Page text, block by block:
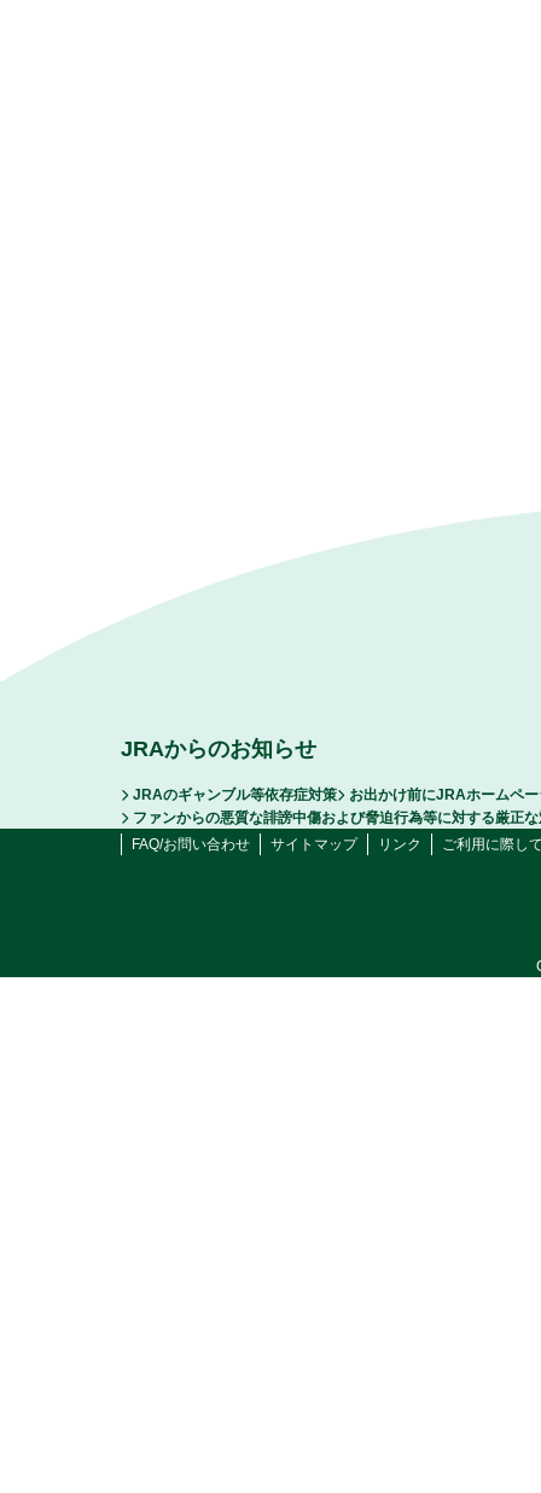
JRAからのお知らせ
JRAのギャンブル等依存症対策
お出かけ前にJRAホームペ
ファンからの悪質な誹謗中傷および脅迫行為等に対する厳正
FAQ/お問い合わせ
サイトマップ リンク ご利用に際し